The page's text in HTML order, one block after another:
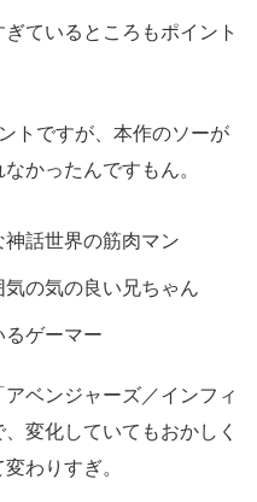
ているところもポイント
トですが、本作のソーが
かったんですもん。
話世界の筋肉マン
の気の良い兄ちゃん
ゲーマー
ベンジャーズ／インフィ
変化していてもおかしく
わりすぎ。